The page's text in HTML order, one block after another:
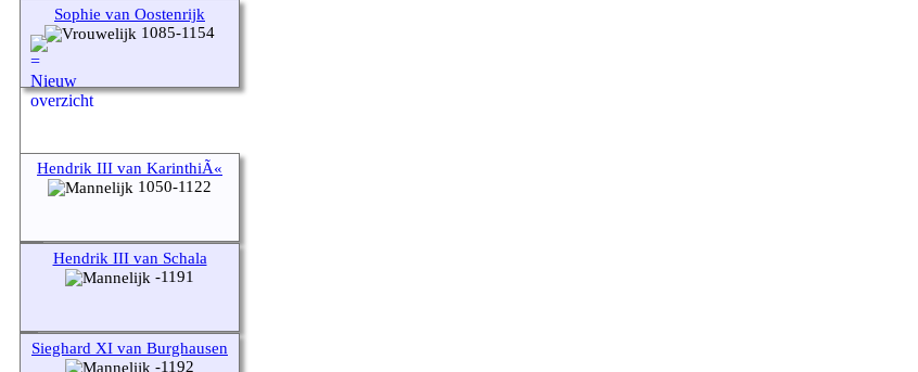
Sophie van Oostenrijk
1085-1154
Hendrik III van KarinthiÃ«
1050-1122
Hendrik III van Schala
-1191
Sieghard XI van Burghausen
-1192